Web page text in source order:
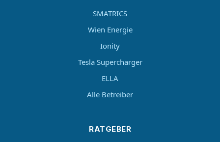
SMATRICS
Wien Energie
Ionity
Tesla Supercharger
ELLA
Alle Betreiber
RATGEBER